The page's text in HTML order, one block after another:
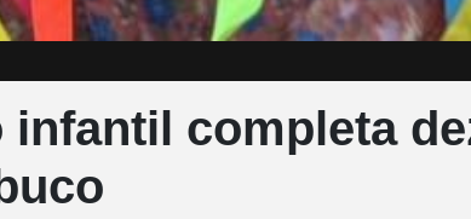
completa